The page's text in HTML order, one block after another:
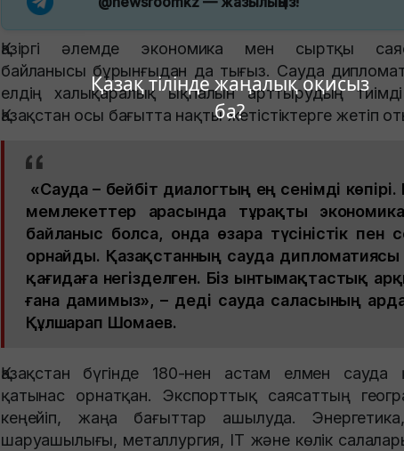
Қазақ тілінде жаңалық оқисыз
ба?
Қазіргі әлемде экономика мен сыртқы
байланысы бұрынғыдан да тығыз. Сауда
елдің халықаралық ықпалын арттырудың тиімді
Қазақстан осы бағытта нақты жетістіктерге жетіп
«Сауда – бейбіт диалогтың ең сенімді көпірі.
мемлекеттер арасында тұрақты
байланыс болса, онда өзара түсіністік пен
орнайды. Қазақстанның сауда
қағидаға негізделген. Біз ынтымақтастық
ғана дамимыз», – деді сауда саласының
Құлшарап Шомаев.
Қазақстан бүгінде 180-нен астам елмен сауда
қатынас орнатқан. Экспорттық саясаттың
кеңейіп, жаңа бағыттар ашылуда.
шаруашылығы, металлургия, IT және көлік